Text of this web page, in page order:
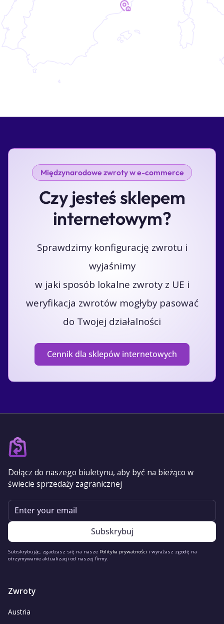
Międzynarodowe zwroty w e-commerce
Czy jesteś sklepem
internetowym?
Sprawdzimy konfigurację zwrotu i
wyjaśnimy
w jaki sposób lokalne zwroty z UE i
weryfikacja zwrotów mogłyby pasować
do Twojej działalności
Cennik dla sklepów internetowych
Dołącz do naszego biuletynu, aby być na bieżąco w
świecie sprzedaży zagranicznej
Email
Subskrybując, zgadzasz się na nasze Polityka prywatności i wyrażasz zgodę na
otrzymywanie aktualizacji od naszej firmy.
Zwroty
Austria